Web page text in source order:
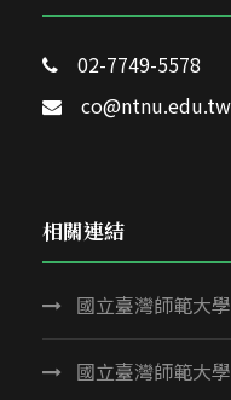
02-7749-5578
co@ntnu.edu.tw
相關連結
國立臺灣師範大學
國立臺灣師範大